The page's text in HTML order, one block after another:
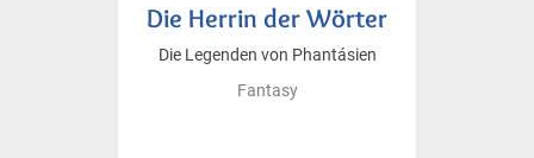
Die Herrin der Wörter
Die Legenden von Phantásien
Fantasy